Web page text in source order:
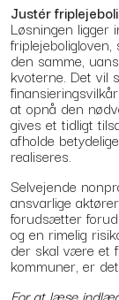
Justér
Løsningen ligger
den samme,
kvoterne. Det vil
at opnå den
gives et tidligt
afholde
realiseres.
Selvejende
ansvarlige
forudsætter
og en rimelig
der skal være et
kommuner, er
For at læse